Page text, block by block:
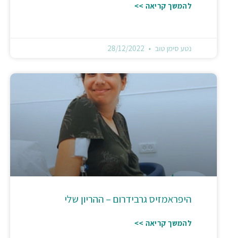
להמשך קריאה >>
נטע סימן טוב
היפראמזיס גרבידרום – ההריון שלי
להמשך קריאה >>